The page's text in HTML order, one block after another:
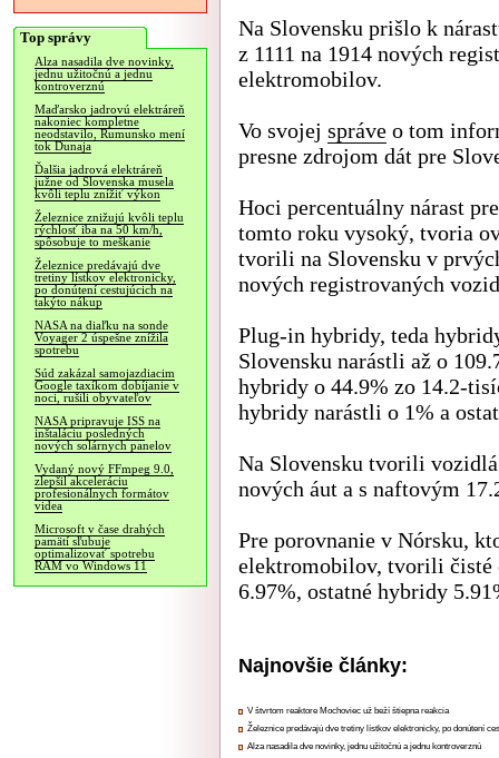
Top správy
Alza nasadila dve novinky,
jednu užitočnú a jednu
kontroverznú
Maďarsko jadrovú elektráreň
nakoniec kompletne
neodstavilo, Rumunsko mení
tok Dunaja
Ďalšia jadrová elektráreň
južne od Slovenska musela
kvôli teplu znížiť výkon
Železnice znižujú kvôli teplu
rýchlosť iba na 50 km/h,
spôsobuje to meškanie
Železnice predávajú dve
tretiny lístkov elektronicky,
po donútení cestujúcich na
takýto nákup
NASA na diaľku na sonde
Voyager 2 úspešne znížila
spotrebu
Súd zakázal samojazdiacim
Google taxíkom dobíjanie v
noci, rušili obyvateľov
NASA pripravuje ISS na
inštaláciu posledných
nových solárnych panelov
Vydaný nový FFmpeg 9.0,
zlepšil akceleráciu
profesionálnych formátov
videa
Microsoft v čase drahých
pamätí sľubuje
optimalizovať spotrebu
RAM vo Windows 11
Na Slovensku prišlo k
z 1111 na 1914 nových
elektromobilov.
Vo svojej správe o tom
presne zdrojom dát pre
Hoci percentuálny nárast
tomto roku vysoký, tvoria
tvorili na Slovensku v
nových registrovaných
Plug-in hybridy, teda
Slovensku narástli až o
hybridy o 44.9% zo 14.2-
hybridy narástli o 1% a
Na Slovensku tvorili
nových áut a s naftovým
Pre porovnanie v Nórsku,
elektromobilov, tvorili
6.97%, ostatné hybridy
Najnovšie články:
V štvrtom reaktore Mochoviec už beží štiepna reakcia
Železnice predávajú dve tretiny lístkov elektronicky, po donútení
Alza nasadila dve novinky, jednu užitočnú a jednu kontroverznú